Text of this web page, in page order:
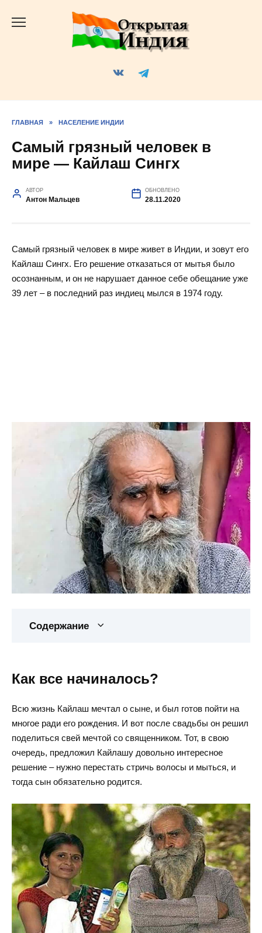
ГЛАВНАЯ » НАСЕЛЕНИЕ ИНДИИ
Самый грязный человек в
мире — Кайлаш Сингх
АВТОР
Антон Мальцев
ОБНОВЛЕНО
28.11.2020
Самый грязный человек в мире живет в Индии, и зовут его
Кайлаш Сингх. Его решение отказаться от мытья было
осознанным, и он не нарушает данное себе обещание уже
39 лет – в последний раз индиец мылся в 1974 году.
Содержание
Как все начиналось?
Всю жизнь Кайлаш мечтал о сыне, и был готов пойти на
многое ради его рождения. И вот после свадьбы он решил
поделиться свей мечтой со священником. Тот, в свою
очередь, предложил Кайлашу довольно интересное
решение – нужно перестать стричь волосы и мыться, и
тогда сын обязательно родится.